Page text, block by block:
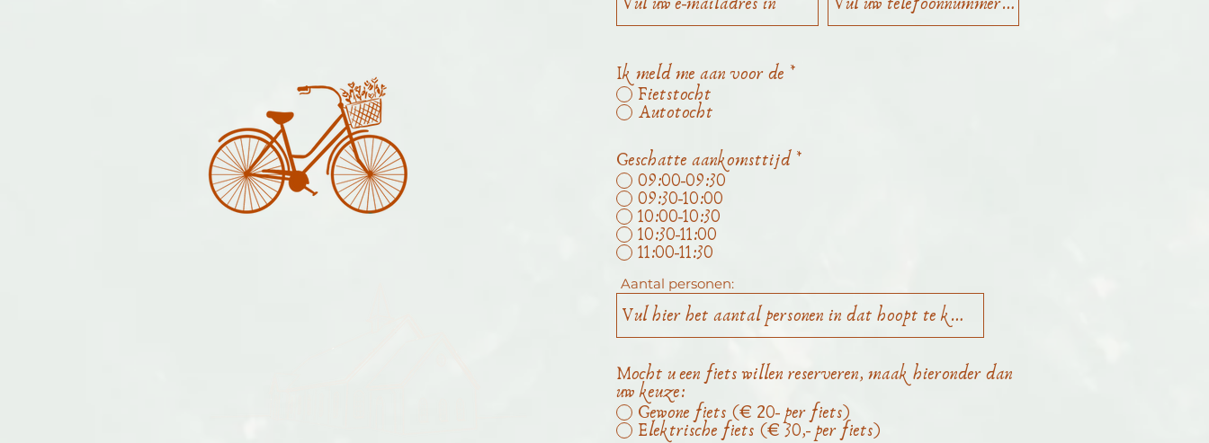
Ik meld me aan voor de *
Fietstocht
Autotocht
Geschatte aankomsttijd *
09:00-09:30
09:30-10:00
10:00-10:30
10:30-11:00
11:00-11:30
Aantal personen:
Mocht u een fiets willen reserveren, maak hieronder dan
uw keuze:
Gewone fiets (€ 20- per fiets)
Elektrische fiets (€ 30,- per fiets)